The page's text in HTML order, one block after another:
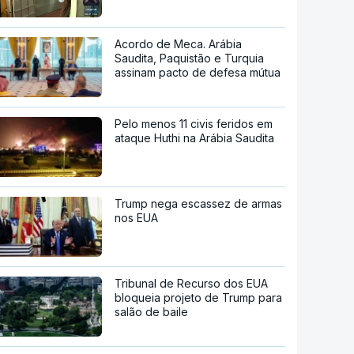
Acordo de Meca. Arábia
Saudita, Paquistão e Turquia
assinam pacto de defesa mútua
Pelo menos 11 civis feridos em
ataque Huthi na Arábia Saudita
Trump nega escassez de armas
nos EUA
Tribunal de Recurso dos EUA
bloqueia projeto de Trump para
salão de baile